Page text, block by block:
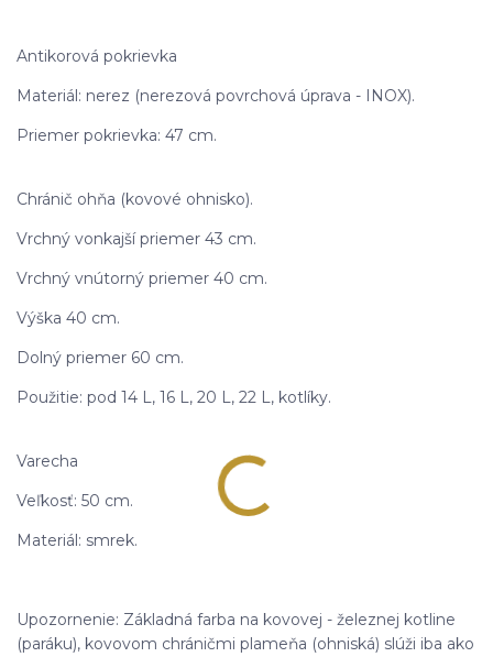
Antikorová pokrievka
Materiál: nerez (nerezová povrchová úprava - INOX).
Priemer pokrievka: 47 cm.
Chránič ohňa (kovové ohnisko).
Vrchný vonkajší priemer 43 cm.
Vrchný vnútorný priemer 40 cm.
Výška 40 cm.
Dolný priemer 60 cm.
Použitie: pod 14 L, 16 L, 20 L, 22 L, kotlíky.
Varecha
Veľkosť: 50 cm.
Materiál: smrek.
Upozornenie: Základná farba na kovovej - železnej kotline
(paráku), kovovom chráničmi plameňa (ohniská) slúži iba ako